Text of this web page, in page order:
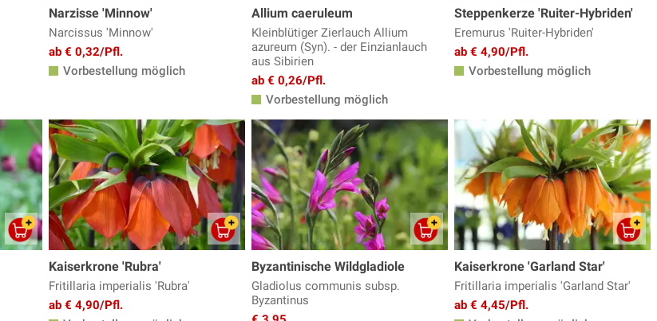
Narzisse 'Minnow'
Narcissus 'Minnow'
ab € 0,32/Pfl.
Vorbestellung möglich
Allium caeruleum
Kleinblütiger Zierlauch Allium
azureum (Syn). - der Einzianlauch
aus Sibirien
ab € 0,26/Pfl.
Vorbestellung möglich
Steppenkerze 'Ruiter-Hybriden'
Eremurus 'Ruiter-Hybriden'
ab € 4,90/Pfl.
Vorbestellung möglich
Kaiserkrone 'Rubra'
Fritillaria imperialis 'Rubra'
ab € 4,90/Pfl.
Byzantinische Wildgladiole
Gladiolus communis subsp.
Byzantinus
Kaiserkrone 'Garland Star'
Fritillaria imperialis 'Garland Star'
ab € 4,45/Pfl.